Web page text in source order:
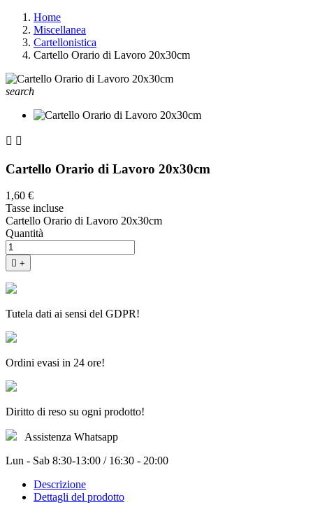
Home
Miscellanea
Cartellonistica
Cartello Orario di Lavoro 20x30cm
search
 
Cartello Orario di Lavoro 20x30cm
1,60 €
Tasse incluse
Cartello Orario di Lavoro 20x30cm
Quantità
 +
Tutela dati ai sensi del GDPR!
Ordini evasi in 24 ore!
Diritto di reso su ogni prodotto!
Assistenza Whatsapp
Lun - Sab 8:30-13:00 / 16:30 - 20:00
Descrizione
Dettagli del prodotto